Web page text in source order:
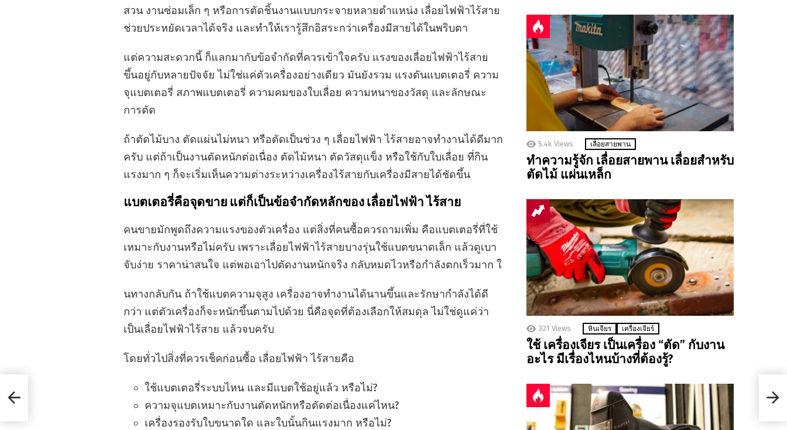
สวน งานซ่อมเล็ก ๆ หรือการตัดชิ้นงานแบบกระจายหลายตำแหน่ง เลื่อยไฟฟ้าไร้สาย
ช่วยประหยัดเวลาได้จริง และทำให้เรารู้สึกอิสระกว่าเครื่องมีสายได้ในพริบตา
แต่ความสะดวกนี้ ก็แลกมากับข้อจำกัดที่ควรเข้าใจครับ แรงของเลื่อยไฟฟ้าไร้สาย
ขึ้นอยู่กับหลายปัจจัย ไม่ใช่แค่ตัวเครื่องอย่างเดียว มันยังรวม แรงดันแบตเตอรี่ ความ
จุแบตเตอรี่ สภาพแบตเตอรี่ ความคมของใบเลื่อย ความหนาของวัสดุ และลักษณะ
การตัด
ถ้าตัดไม้บาง ตัดแผ่นไม่หนา หรือตัดเป็นช่วง ๆ เลื่อยไฟฟ้า ไร้สายอาจทำงานได้ดีมาก
ครับ แต่ถ้าเป็นงานตัดหนักต่อเนื่อง ตัดไม้หนา ตัดวัสดุแข็ง หรือใช้กับใบเลื่อย ที่กิน
แรงมาก ๆ ก็จะเริ่มเห็นความต่างระหว่างเครื่องไร้สายกับเครื่องมีสายได้ชัดขึ้น
แบตเตอรี่คือจุดขาย แต่ก็เป็นข้อจำกัดหลักของ เลื่อยไฟฟ้า ไร้สาย
คนขายมักพูดถึงความแรงของตัวเครื่อง แต่สิ่งที่คนซื้อควรถามเพิ่ม คือแบตเตอรี่ที่ใช้
เหมาะกับงานหรือไม่ครับ เพราะเลื่อยไฟฟ้าไร้สายบางรุ่นใช้แบตขนาดเล็ก แล้วดูเบา
จับง่าย ราคาน่าสนใจ แต่พอเอาไปตัดงานหนักจริง กลับหมดไวหรือกำลังตกเร็วมาก ใ
นทางกลับกัน ถ้าใช้แบตความจุสูง เครื่องอาจทำงานได้นานขึ้นและรักษากำลังได้ดี
กว่า แต่ตัวเครื่องก็จะหนักขึ้นตามไปด้วย นี่คือจุดที่ต้องเลือกให้สมดุล ไม่ใช่ดูแค่ว่า
เป็นเลื่อยไฟฟ้าไร้สาย แล้วจบครับ
โดยทั่วไปสิ่งที่ควรเช็คก่อนซื้อ เลื่อยไฟฟ้า ไร้สายคือ
ใช้แบตเตอรี่ระบบไหน และมีแบตใช้อยู่แล้ว หรือไม่?
ความจุแบตเหมาะกับงานตัดหนักหรือตัดต่อเนื่องแค่ไหน?
เครื่องรองรับใบขนาดใด และใบนั้นกินแรงมาก หรือไม่?
าย
รว
ห้าม
5.4k Views เลื่อยสายพาน
ทำความรู้จัก เลื่อยสายพาน เลื่อยสำหรับ
ตัดไม้ แผ่นเหล็ก
321 Views หินเจียร เครื่องเจียร์
ใช้ เครื่องเจียร เป็นเครื่อง “ตัด” กับงาน
อะไร มีเรื่องไหนบ้างที่ต้องรู้?